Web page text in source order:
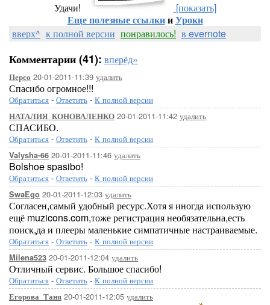
Удачи!
[показать]
Еще полезные ссылкииУроки
вверх^ к полной версии понравилось! в evernote
Комментарии (41): вперёд»
Персо 20-01-2011-11:39 удалить
Спасибо огромное!!!
Обратиться - Ответить - К полной версии
НАТАЛИЯ_КОНОВАЛЕНКО 20-01-2011-11:42 удалить
СПАСИБО.
Обратиться - Ответить - К полной версии
Valysha-66 20-01-2011-11:46 удалить
Bolshoe spasibo!
Обратиться - Ответить - К полной версии
SwaEgo 20-01-2011-12:03 удалить
Согласен,самый удобный ресурс.Хотя я иногда использую
ещё muzicons.com,тоже регистрация необязательна,есть
поиск,да и плееры маленькие симпатичные настраиваемые.
Обратиться - Ответить - К полной версии
Milena523 20-01-2011-12:04 удалить
Отличный сервис. Большое спасибо!
Обратиться - Ответить - К полной версии
Егорова_Таня 20-01-2011-12:05 удалить